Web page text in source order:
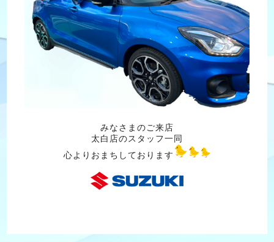
みなさまのご来店
太白店のスタッフ一同
心よりおまちしております